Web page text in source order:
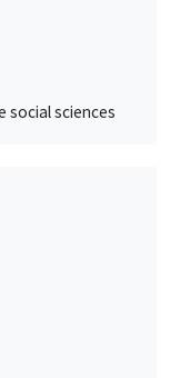
social sciences